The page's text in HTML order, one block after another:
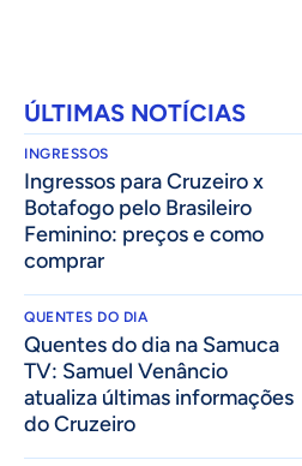
ÚLTIMAS NOTÍCIAS
INGRESSOS
Ingressos para Cruzeiro x
Botafogo pelo Brasileiro
Feminino: preços e como
comprar
QUENTES DO DIA
Quentes do dia na Samuca
TV: Samuel Venâncio
atualiza últimas informações
do Cruzeiro